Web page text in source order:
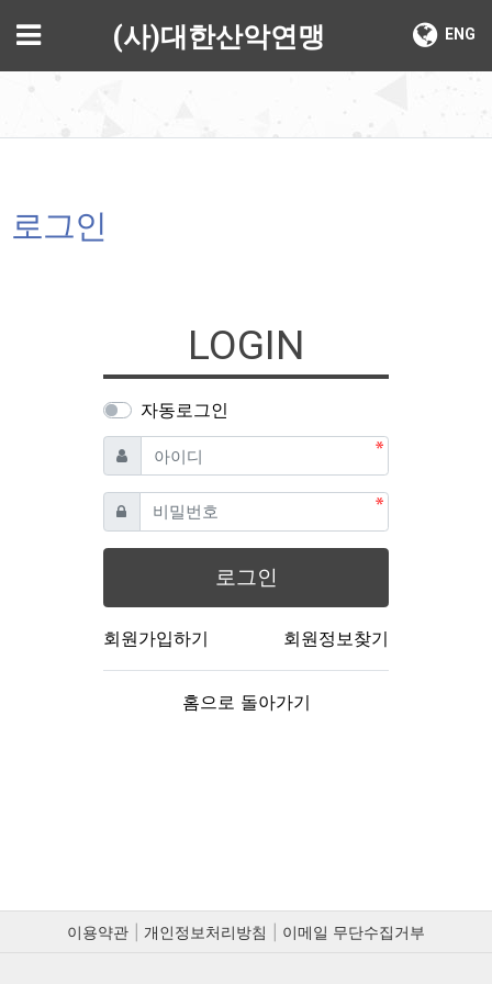
메뉴 ENG
(사)대한산악연맹
로그인
LOGIN
자동로그인
아이디 필수
비밀번호필수
로그인
회원가입하기 회원정보찾기
홈으로 돌아가기
이용약관 개인정보처리방침 이메일 무단수집거부